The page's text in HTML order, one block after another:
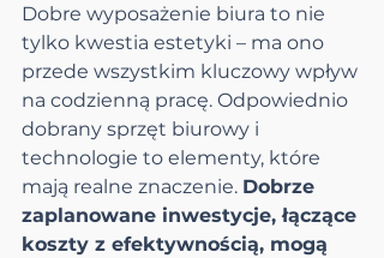
Dobre wyposażenie biura to nie
tylko kwestia estetyki – ma ono
przede wszystkim kluczowy wpływ
na codzienną pracę. Odpowiednio
dobrany sprzęt biurowy i
technologie to elementy, które
mają realne znaczenie. Dobrze
zaplanowane inwestycje, łączące
koszty z efektywnością, mogą